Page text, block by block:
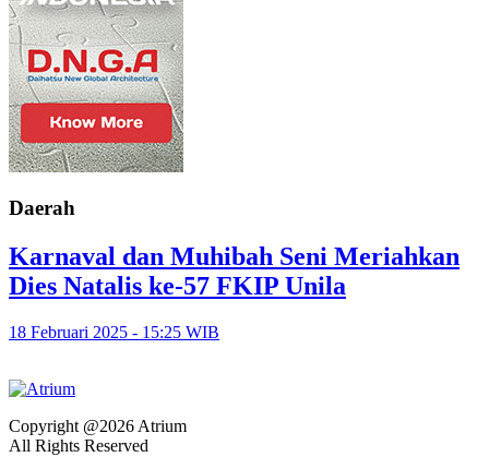
Daerah
Karnaval dan Muhibah Seni Meriahkan
Dies Natalis ke-57 FKIP Unila
18 Februari 2025 - 15:25 WIB
Copyright @2026 Atrium
All Rights Reserved